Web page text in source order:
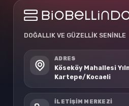
DOĞALLIK VE GÜZELLİK SENİNLE
ADRES
Köseköy Mahallesi
Kartepe/Kocaeli
İLETIŞIM MERKEZI